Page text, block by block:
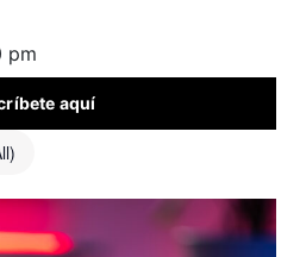
pm
aquí